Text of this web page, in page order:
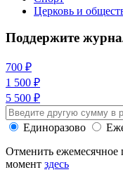
Церковь и
Поддержите
700 ₽
1 500 ₽
5 500 ₽
Единоразово
Отменить
момент здесь